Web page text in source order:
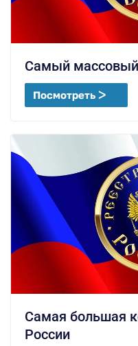
Самый
Посмотреть ᐳ
Самая большая
России